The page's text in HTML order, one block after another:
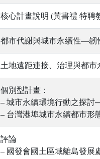
核心計畫說明 (黃書禮 特聘
都市代謝與城市永續性—韌
土地遠距連接、治理與都
個別型計畫：
– 城市永續環境行動之探討
– 台灣港埠城市永續都市形
評論
– 國發會國土區域離島發展